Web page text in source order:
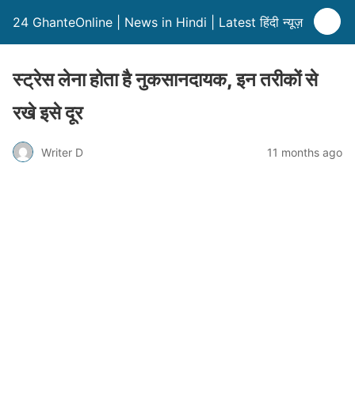
24 GhanteOnline | News in Hindi | Latest हिंदी न्यूज़
स्ट्रेस लेना होता है नुकसानदायक, इन तरीकों से
रखे इसे दूर
Writer D 11 months ago